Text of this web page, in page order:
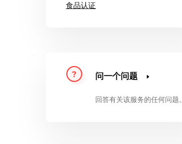
食品认证
问一个问题
回答有关该服务的任何问题。